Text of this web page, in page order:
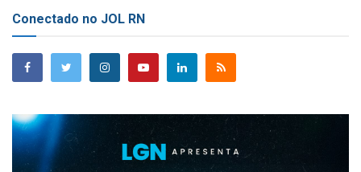
Conectado no JOL RN